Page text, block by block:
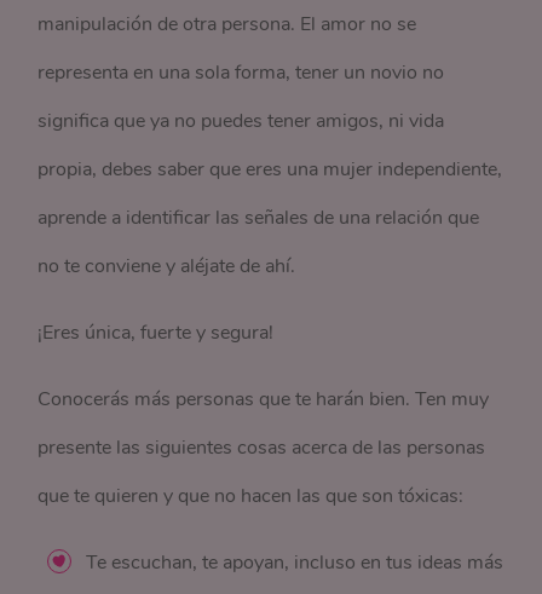
manipulación de otra persona. El amor no se
representa en una sola forma, tener un novio no
significa que ya no puedes tener amigos, ni vida
propia, debes saber que eres una mujer independiente,
aprende a identificar las señales de una relación que
no te conviene y aléjate de ahí.
¡Eres única, fuerte y segura!
Conocerás más personas que te harán bien. Ten muy
presente las siguientes cosas acerca de las personas
que te quieren y que no hacen las que son tóxicas:
Te escuchan, te apoyan, incluso en tus ideas más